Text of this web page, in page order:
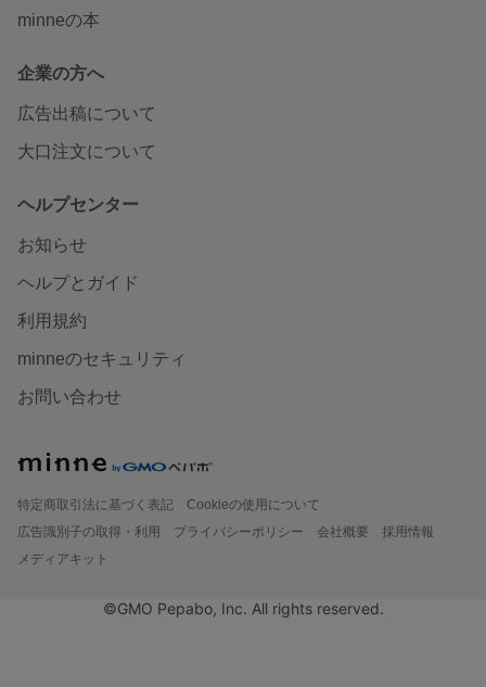
minneの本
企業の方へ
広告出稿について
大口注文について
ヘルプセンター
お知らせ
ヘルプとガイド
利用規約
minneのセキュリティ
お問い合わせ
特定商取引法に基づく表記
Cookieの使用について
広告識別子の取得・利用
プライバシーポリシー 会社概要
採用情報
メディアキット
©GMO Pepabo, Inc. All rights reserved.